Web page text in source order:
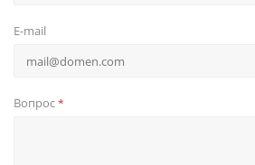
E-mail
Вопрос*